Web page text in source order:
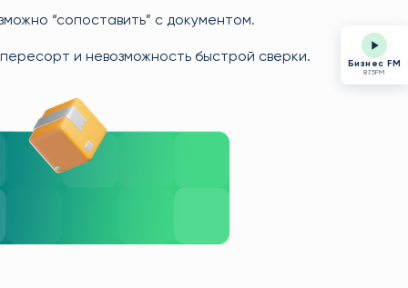
“сопоставить” с документом.
и невозможность быстрой сверки. Бизнес FM
87.5FM